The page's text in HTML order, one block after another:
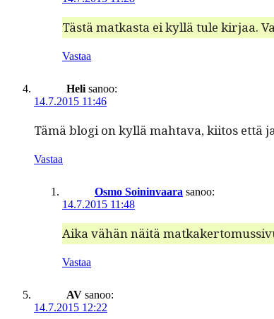
Tästä matkas­ta ei kyl­lä tule kir­jaa.
Vastaa
Heli sanoo:
14.7.2015 11:46
Tämä blo­gi on kyl­lä mah­ta­va, kiitos että
Vastaa
Osmo Soininvaara sanoo:
14.7.2015 11:48
Aika vähän näitä
Vastaa
AV sanoo:
14.7.2015 12:22